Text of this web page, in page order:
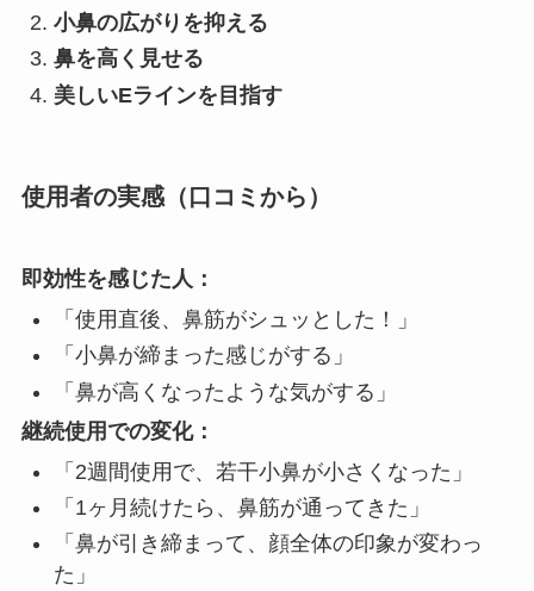
小鼻の広がりを抑える
鼻を高く見せる
美しいEラインを目指す
使用者の実感（口コミから）
即効性を感じた人：
「使用直後、鼻筋がシュッとした！」
「小鼻が締まった感じがする」
「鼻が高くなったような気がする」
継続使用での変化：
「2週間使用で、若干小鼻が小さくなった」
「1ヶ月続けたら、鼻筋が通ってきた」
「鼻が引き締まって、顔全体の印象が変わっ
た」